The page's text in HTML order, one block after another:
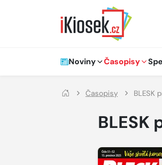
Hlavní navigace
Noviny Časopisy
Časopisy BLESK
BLESK